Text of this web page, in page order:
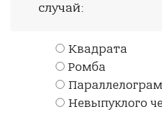
случай:
Квадрата
Ромба
Невыпуклого